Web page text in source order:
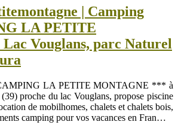
| Camping
LA PETITE
Vouglans, parc Naturel
LA PETITE MONTAGNE *** à
proche du lac Vouglans, propose piscine
de mobilhomes, chalets et chalets bois,
camping pour vos vacances en Fran…